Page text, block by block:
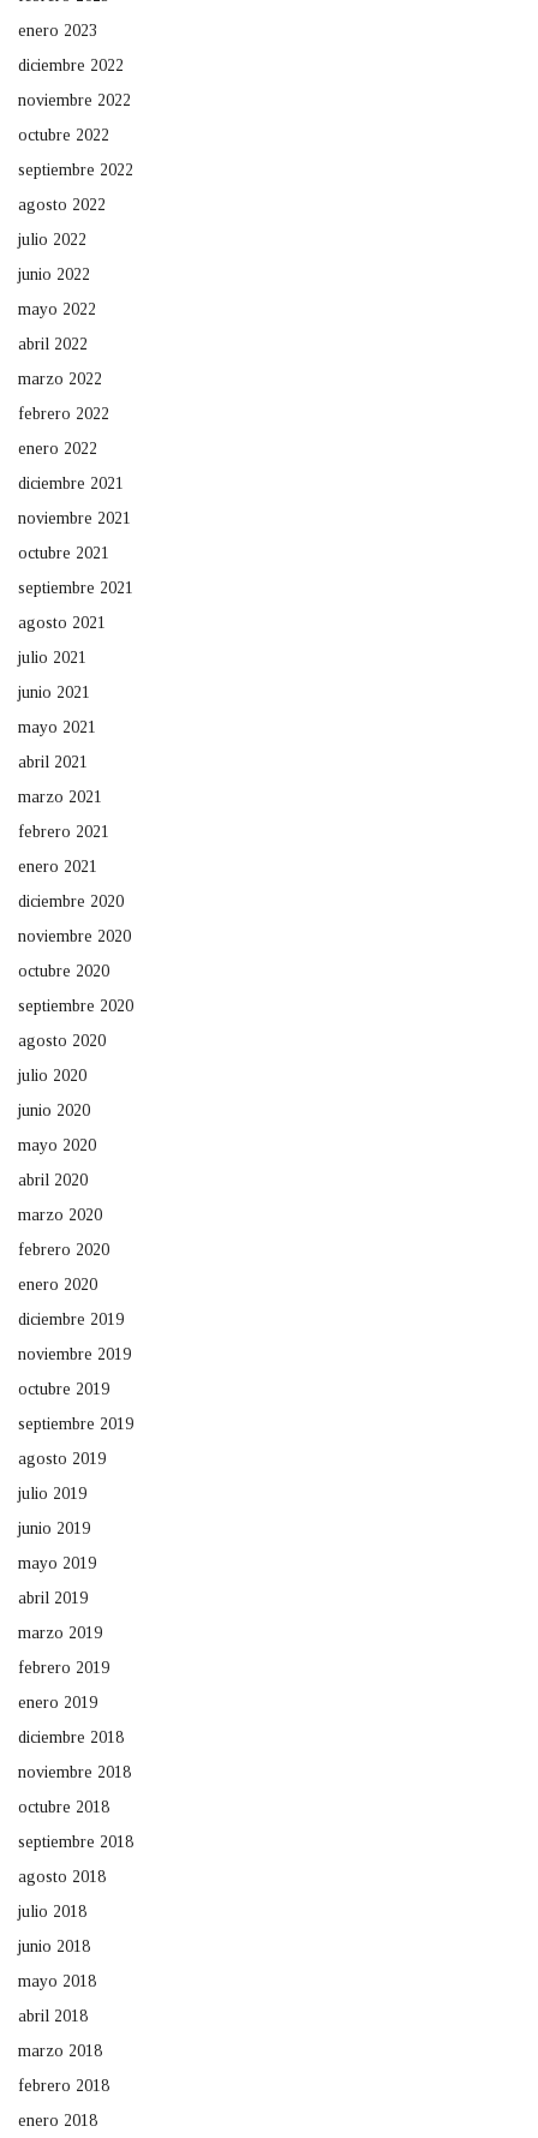
enero 2023
diciembre 2022
noviembre 2022
octubre 2022
septiembre 2022
agosto 2022
julio 2022
junio 2022
mayo 2022
abril 2022
marzo 2022
febrero 2022
enero 2022
diciembre 2021
noviembre 2021
octubre 2021
septiembre 2021
agosto 2021
julio 2021
junio 2021
mayo 2021
abril 2021
marzo 2021
febrero 2021
enero 2021
diciembre 2020
noviembre 2020
octubre 2020
septiembre 2020
agosto 2020
julio 2020
junio 2020
mayo 2020
abril 2020
marzo 2020
febrero 2020
enero 2020
diciembre 2019
noviembre 2019
octubre 2019
septiembre 2019
agosto 2019
julio 2019
junio 2019
mayo 2019
abril 2019
marzo 2019
febrero 2019
enero 2019
diciembre 2018
noviembre 2018
octubre 2018
septiembre 2018
agosto 2018
julio 2018
junio 2018
mayo 2018
abril 2018
marzo 2018
febrero 2018
enero 2018